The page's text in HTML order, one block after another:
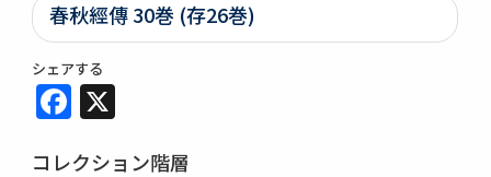
春秋經傳 30巻 (存26巻)
シェアする
Facebook
コレクション階層